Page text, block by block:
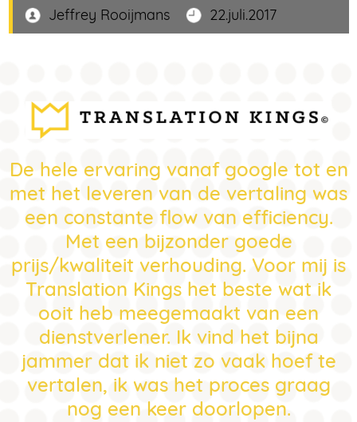
Jeffrey Rooijmans
22.juli.2017
De hele ervaring vanaf google tot en
met het leveren van de vertaling was
een constante flow van efficiency.
Met een bijzonder goede
prijs/kwaliteit verhouding. Voor mij is
Translation Kings het beste wat ik
ooit heb meegemaakt van een
dienstverlener. Ik vind het bijna
jammer dat ik niet zo vaak hoef te
vertalen, ik was het proces graag
nog een keer doorlopen.